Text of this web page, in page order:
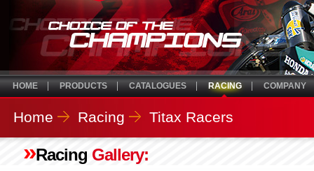
HOME PRODUCTS CATALOGUES RACING COMPANY
Home Racing Titax Racers
»Racing Gallery: